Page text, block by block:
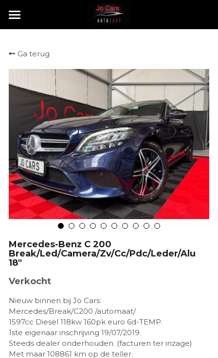
HOME
TE KOOP
VERKOCHT
CONTACT
Ga terug
Mercedes-Benz C 200
Break/Led/Camera/Zv/Cc/Pdc/Leder/Alu
18"
Verkocht
Nieuw binnen bij Jo Cars:
Mercedes/Break/C200 /automaat/
1597cc Diesel 118kw 160pk euro 6d-TEMP.
1ste eigenaar inschrijving 19/07/2019.
Steeds dealer onderhouden. (facturen ter inzage)
Met maar 108861 km op de teller.